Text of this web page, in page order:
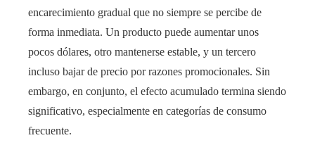
encarecimiento gradual que no siempre se percibe de
forma inmediata. Un producto puede aumentar unos
pocos dólares, otro mantenerse estable, y un tercero
incluso bajar de precio por razones promocionales. Sin
embargo, en conjunto, el efecto acumulado termina siendo
significativo, especialmente en categorías de consumo
frecuente.